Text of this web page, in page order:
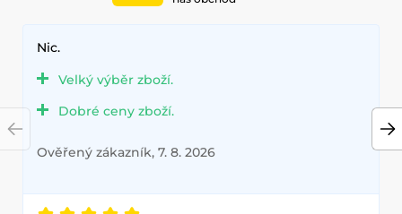
Nic.
Velký výběr zboží.
Dobré ceny zboží.
Ověřený zákazník, 7. 8. 2026